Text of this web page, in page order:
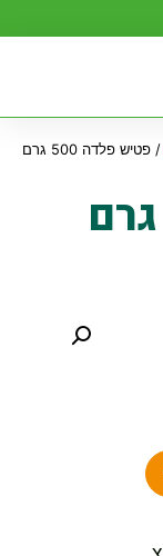
/ פטיש פלדה 500 גרם
פטיש פלדה 500 גרם